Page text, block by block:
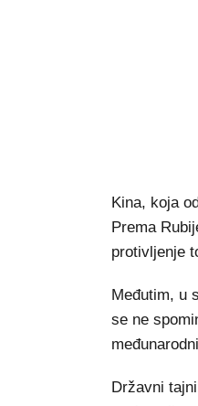
Kina, koja
Prema
protivljenje
Međutim, u
se ne
Državni